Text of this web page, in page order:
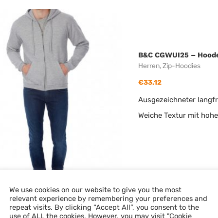
B&C CGWUI25 –
Herren,Zip-Hoodies
€33.12
Ausgezeichneter
Weiche Textur mit
Gildan GI18500 –
We use cookies on our website to give you the most
relevant experience by remembering your preferences and
repeat visits. By clicking “Accept All”, you consent to the
use of ALL the cookies. However, you may visit "Cookie